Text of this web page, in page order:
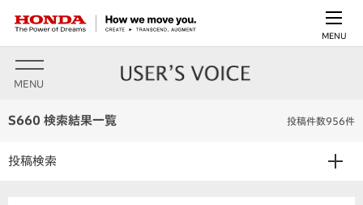
MENU
MENU
S660 検索結果一覧 投稿件数956件
投稿検索